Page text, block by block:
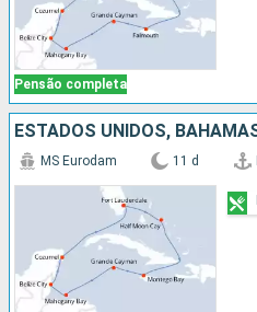
Pensão completa
MS Eurodam 11 d